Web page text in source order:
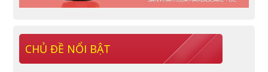
CHỦ ĐỀ NỔI BẬT